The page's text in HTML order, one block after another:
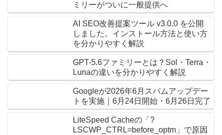
ミリーがついに一般提供へ
AI SEO改善提案ツール v3.0.0 を公開
しました。インストール方法と使い方
を分かりやすく解説
GPT-5.6ファミリーとは？Sol・Terra・
Lunaの違いを分かりやすく解説
Googleが2026年6月スパムアップデー
トを実施｜6月24日開始・6月26日完了
LiteSpeed Cacheの「?
LSCWP_CTRL=before_optm」で原因